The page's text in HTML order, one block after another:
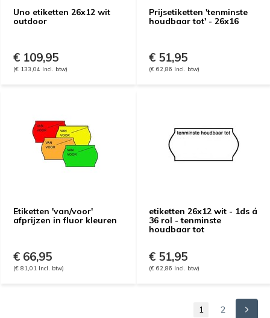
Uno etiketten 26x12 wit
outdoor
€ 109,95
(€ 133,04 Incl. btw)
Prijsetiketten 'tenminste
houdbaar tot' - 26x16
€ 51,95
(€ 62,86 Incl. btw)
Etiketten 'van/voor'
afprijzen in fluor kleuren
€ 66,95
(€ 81,01 Incl. btw)
etiketten 26x12 wit - 1ds á
36 rol - tenminste
houdbaar tot
€ 51,95
(€ 62,86 Incl. btw)
1 2